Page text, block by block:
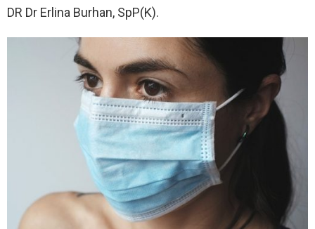
DR Dr Erlina Burhan, SpP(K).